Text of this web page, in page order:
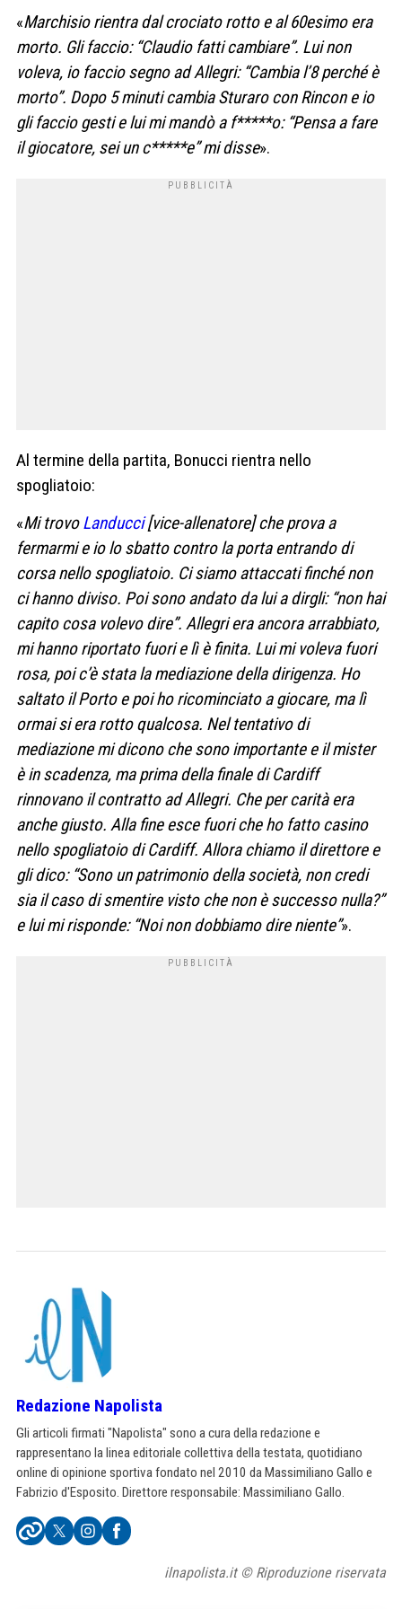
«Marchisio rientra dal crociato rotto e al 60esimo era
morto. Gli faccio: “Claudio fatti cambiare”. Lui non
voleva, io faccio segno ad Allegri: “Cambia l’8 perché è
morto”. Dopo 5 minuti cambia Sturaro con Rincon e io
gli faccio gesti e lui mi mandò a f*****o: “Pensa a fare
il giocatore, sei un c*****e” mi disse».
Al termine della partita, Bonucci rientra nello
spogliatoio:
«Mi trovoLanducci[vice-allenatore] che prova a
fermarmi e io lo sbatto contro la porta entrando di
corsa nello spogliatoio. Ci siamo attaccati finché non
ci hanno diviso. Poi sono andato da lui a dirgli: “non hai
capito cosa volevo dire”. Allegri era ancora arrabbiato,
mi hanno riportato fuori e lì è finita. Lui mi voleva fuori
rosa, poi c’è stata la mediazione della dirigenza. Ho
saltato il Porto e poi ho ricominciato a giocare, ma lì
ormai si era rotto qualcosa. Nel tentativo di
mediazione mi dicono che sono importante e il mister
è in scadenza, ma prima della finale di Cardiff
rinnovano il contratto ad Allegri. Che per carità era
anche giusto. Alla fine esce fuori che ho fatto casino
nello spogliatoio di Cardiff. Allora chiamo il direttore e
gli dico: “Sono un patrimonio della società, non credi
sia il caso di smentire visto che non è successo nulla?”
e lui mi risponde: “Noi non dobbiamo dire niente”».
Redazione Napolista
Gli articoli firmati "Napolista" sono a cura della redazione e
rappresentano la linea editoriale collettiva della testata, quotidiano
online di opinione sportiva fondato nel 2010 da Massimiliano Gallo e
Fabrizio d'Esposito. Direttore responsabile: Massimiliano Gallo.
ilnapolista.it © Riproduzione riservata